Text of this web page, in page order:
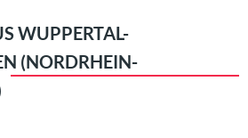
WUPPERTAL-
(NORDRHEIN-